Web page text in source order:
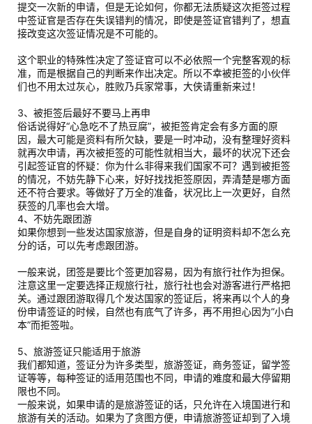
提交一次新的申请，但是无论如何，你都无法质疑这次拒签过程
中签证官是否存在失误错判的情况，即使是签证官错判了，想直
接改变这次签证情况是不可能的。
这个职业的特殊性决定了签证官可以不必依照一个完整客观的标
准，而是根据自己的判断来作出决定。所以不幸被拒签的小伙伴
们也不用太过灰心，胜败乃兵家常事，大侠请重新来过！
3、被拒签后最好不要马上再申
俗话说得好“心急吃不了热豆腐”，被拒签肯定会有多方面的原
因，最大可能是资料有所欠缺，要是一时冲动，没有整理好资料
就再次申请，再次被拒签的可能性就相当大，最坏的状况下还会
引起签证官的怀疑：你为什么非得来我们国家不可？遇到被拒签
的情况，不妨先静下心来，好好找找拒签原因，弄清楚是哪方面
还不符合要求。等做好了万全的准备，状况比上一次更好，自然
获签的几率也会大增。
4、不妨先跟团游
如果你想到一些发达国家旅游，但是自身的证明资料却不怎么充
分的话，可以先考虑跟团游。
一般来说，团签是要比个签更加容易，因为有旅行社作为担保。
注意这里一定要选择正规旅行社，旅行社也会对游客进行严格把
关。通过跟团游取得几个发达国家的签证后，将来再以个人的身
份申请签证的时候，自然也有底气了许多，再不用担心因为“小白
本”而拒签啦。
5、旅游签证只能适用于旅游
我们都知道，签证分为许多类型，旅游签证，商务签证，留学签
证等等，每种签证的适用范围也不同，申请的难度和最大停留期
限也不同。
一般来说，如果申请的是旅游签证的话，只允许在入境国进行和
旅游有关的活动。如果为了贪图方便，申请旅游签证却到了入境